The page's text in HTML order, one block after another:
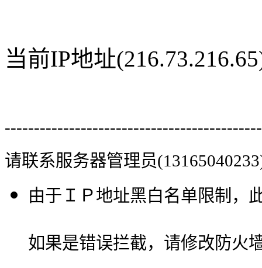
当前IP地址
请联系服务器管理员
由于ＩＰ地址黑白名单限制，
如果是错误拦截，请修改防火